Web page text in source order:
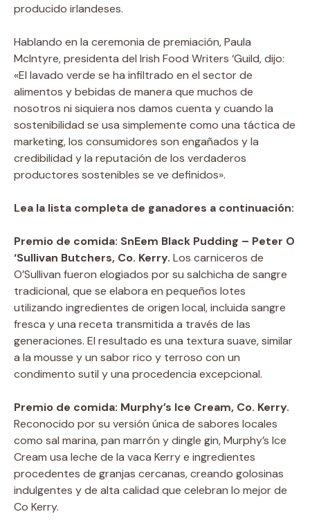
producido irlandeses.
Hablando en la ceremonia de premiación, Paula
McIntyre, presidenta del Irish Food Writers ‘Guild, dijo:
«El lavado verde se ha infiltrado en el sector de
alimentos y bebidas de manera que muchos de
nosotros ni siquiera nos damos cuenta y cuando la
sostenibilidad se usa simplemente como una táctica de
marketing, los consumidores son engañados y la
credibilidad y la reputación de los verdaderos
productores sostenibles se ve definidos».
Lea la lista completa de ganadores a continuación:
Premio de comida: SnEem Black Pudding – Peter O
‘Sullivan Butchers, Co. Kerry. Los carniceros de
O’Sullivan fueron elogiados por su salchicha de sangre
tradicional, que se elabora en pequeños lotes
utilizando ingredientes de origen local, incluida sangre
fresca y una receta transmitida a través de las
generaciones. El resultado es una textura suave, similar
a la mousse y un sabor rico y terroso con un
condimento sutil y una procedencia excepcional.
Premio de comida: Murphy’s Ice Cream, Co. Kerry.
Reconocido por su versión única de sabores locales
como sal marina, pan marrón y dingle gin, Murphy’s Ice
Cream usa leche de la vaca Kerry e ingredientes
procedentes de granjas cercanas, creando golosinas
indulgentes y de alta calidad que celebran lo mejor de
Co Kerry.